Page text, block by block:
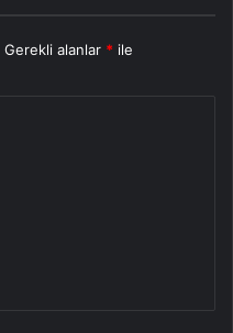
Gerekli alanlar * ile